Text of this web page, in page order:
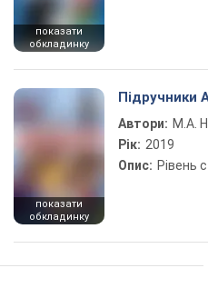
показати
обкладинку
показати
обкладинку
Підручники
Автори: М.А.
Рік: 2019
Опис: Рівень